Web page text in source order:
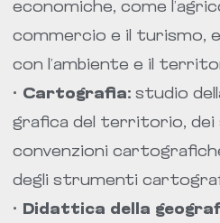
economiche, come
commercio e il turismo,
con l’ambiente e il
· Cartografia: studio
grafica del territorio, dei
convenzioni
degli strumenti
· Didattica della